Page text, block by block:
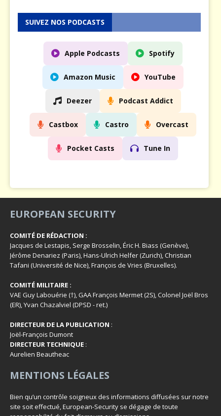
SUIVEZ NOS PODCASTS
Apple Podcasts Spotify
Amazon Music YouTube
Deezer Podcast Addict
Castbox Castro Overcast
Pocket Casts Tune In
EUROPEAN SECURITY
COMITÉ DE RÉDACTION :
Jacques de Lestapis, Serge Brosselin, Éric H. Biass (Genève),
Jérôme Denariez (Paris), Hans-Ulrich Helfer (Zurich), Christian
Tafani (Université de Nice), François de Vries (Bruxelles).
COMITÉ MILITAIRE :
VAE Guy Labouérie (†), GAA François Mermet (2S), Colonel Joël Bros
(ER), Yvan Chazalviel (DPSD - ret.)
DIRECTEUR DE LA PUBLICATION :
Joël-François Dumont
DIRECTEUR TECHNIQUE :
Aurelien Beautheac
MENTIONS LÉGALES
Bien qu’un contrôle soigneux des informations diffusées sur notre
site soit effectué, European-Security se dégage de toute